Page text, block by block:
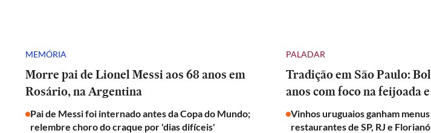
MEMÓRIA
Morre pai de Lionel Messi aos 68 anos em
Rosário, na Argentina
Pai de Messi foi internado antes da Copa do Mundo;
relembre choro do craque por 'dias difíceis'
PALADAR
Tradição em São Paulo:
anos com foco na feijoada
Vinhos uruguaios ganham
restaurantes de SP, RJ e